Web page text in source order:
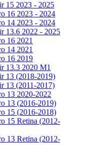
15 2023 - 2025
16 2023 - 2024
14 2023 - 2024
13.6 2022 - 2025
16 2021
14 2021
16 2019
13.3 2020 M1
13 (2018-2019)
13 (2011-2017)
13 2020-2022
13 (2016-2019)
15 (2016-2018)
15 Retina (2012-
13 Retina (2012-